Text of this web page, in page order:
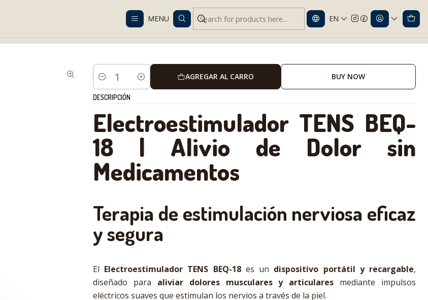
MENU EN
Despacho gratis en RM desde $100.000. Revisa las condiciones.
Electroestimulador TENS BEQ-18 para alivio del dolor muscular y nervioso
Cantidad
AGREGAR AL CARRO BUY NOW
DESCRIPCIÓN
Electroestimulador TENS BEQ-
18 | Alivio de Dolor sin
Medicamentos
Terapia de estimulación nerviosa eficaz
y segura
El Electroestimulador TENS BEQ-18es un dispositivo portátil y recargable,
diseñado para aliviar dolores musculares y articulares mediante impulsos
eléctricos suaves que estimulan los nervios a través de la piel.